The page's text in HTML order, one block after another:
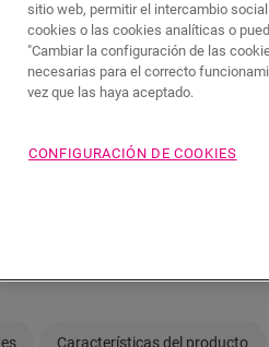
Características del producto
sitio web, permitir el intercambio
cookies o las cookies analíticas o
"Cambiar la configuración de las
necesarias para el correcto
vez que las haya aceptado.
CONFIGURACIÓN DE COOKIES